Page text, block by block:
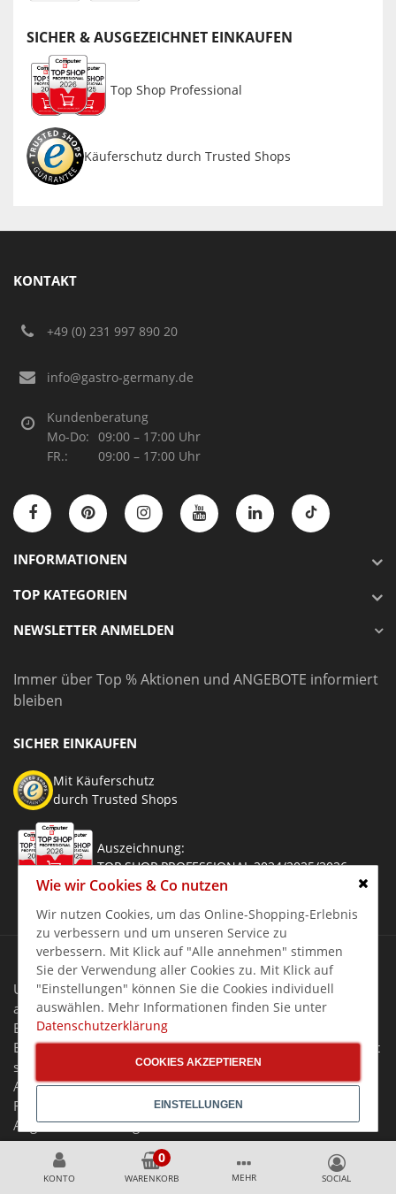
KONTO WARENKORB MEHR
SICHER & AUSGEZEICHNET EINKAUFEN
Top Shop Professional
Käuferschutz durch Trusted Shops
KONTAKT
+49 (0) 231 997 890 20
info@gastro-germany.de
Kundenberatung
Mo-Do: 09:00 – 17:00 Uhr
FR.:
09:00 – 17:00 Uhr
INFORMATIONEN
TOP KATEGORIEN
NEWSLETTER ANMELDEN
Immer über Top % Aktionen und ANGEBOTE informiert
bleiben
SICHER EINKAUFEN
Mit Käuferschutz
durch Trusted Shops
Auszeichnung:
TOP SHOP PROFESSIONAL 2024/2025/2026
Unsere Angebote in unserem Online-Shop richten sich
ausschließlich an Unternehmer, Gewerbetreibende,
Behörden, Vereine sowie soziale und kirchliche
Einrichtungen im Sinne des § 14 BGB. Unser Angebot richtet
sich nicht an Verbraucher.
Alle Preise gelten zzgl. MwSt. und zzgl. Versandkosten. Alle
Rechte, Irrtümer und Preisänderungen vorbehalten. Alle
Angebote nur solange der Vorrat reicht.
Wie wir Cookies & Co nutzen
Wir nutzen Cookies, um das Online-Shopping-Erlebnis
zu verbessern und um unseren Service zu
verbessern. Mit Klick auf "Alle annehmen" stimmen
Sie der Verwendung aller Cookies zu. Mit Klick auf
"Einstellungen" können Sie die Cookies individuell
auswählen. Mehr Informationen finden Sie unter
Datenschutzerklärung
COOKIES AKZEPTIEREN
EINSTELLUNGEN